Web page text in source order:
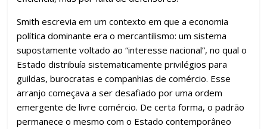
Smith escrevia em um contexto em que a economia
política dominante era o mercantilismo: um sistema
supostamente voltado ao “interesse nacional”, no qual o
Estado distribuía sistematicamente privilégios para
guildas, burocratas e companhias de comércio. Esse
arranjo começava a ser desafiado por uma ordem
emergente de livre comércio. De certa forma, o padrão
permanece o mesmo com o Estado contemporâneo